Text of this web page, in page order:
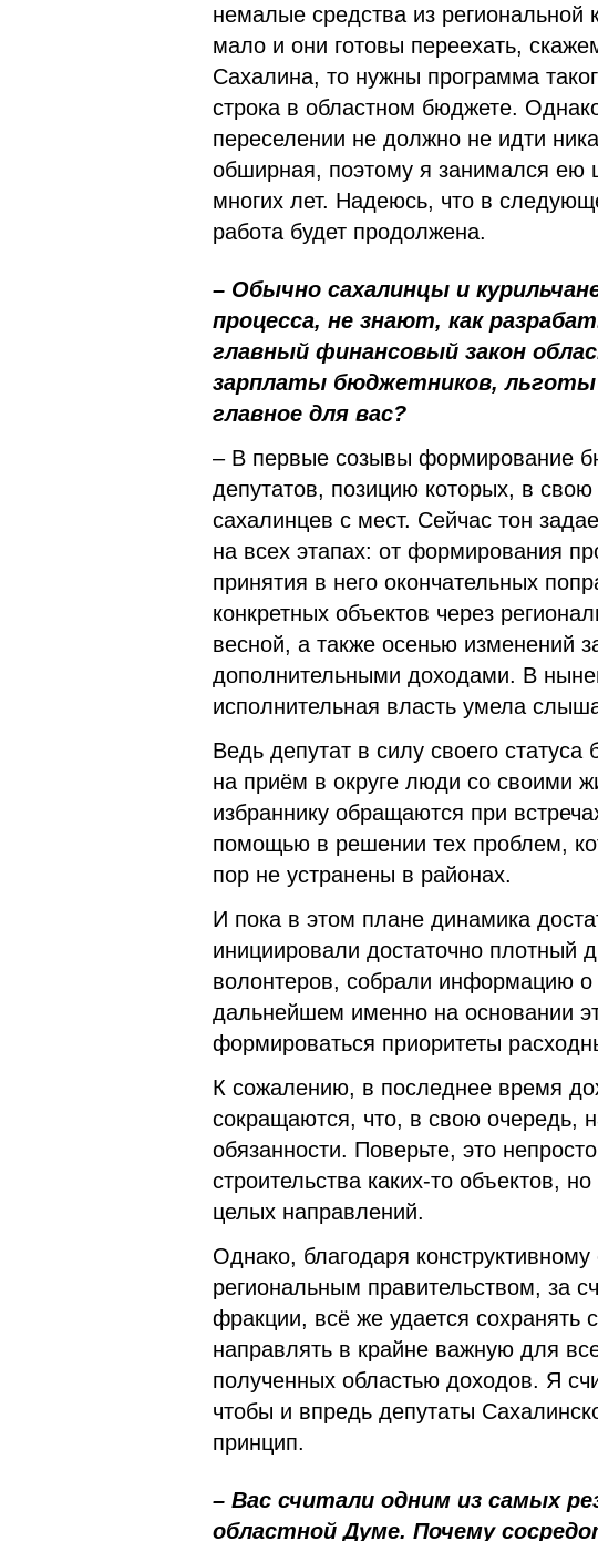
немалые средства из
мало и они готовы переехать,
Сахалина, то нужны программа
строка в областном бюджете.
переселении не должно не идти
обширная, поэтому я занимался ею
многих лет. Надеюсь, что в
работа будет продолжена.
– Обычно сахалинцы и
процесса, не знают, как
главный финансовый закон
зарплаты бюджетников, льготы
главное для вас?
– В первые созывы формирование
депутатов, позицию которых, в
сахалинцев с мест. Сейчас тон
на всех этапах: от формирования
принятия в него окончательных
конкретных объектов через
весной, а также осенью изменений
дополнительными доходами. В
исполнительная власть умела
Ведь депутат в силу своего
на приём в округе люди со своими
избраннику обращаются при
помощью в решении тех проблем,
пор не устранены в районах.
И пока в этом плане динамика
инициировали достаточно плотный
волонтеров, собрали информацию о
дальнейшем именно на основании
формироваться приоритеты
К сожалению, в последнее время
сокращаются, что, в свою очередь,
обязанности. Поверьте, это
строительства каких-то объектов,
целых направлений.
Однако, благодаря
региональным правительством, за
фракции, всё же удается
направлять в крайне важную для
полученных областью доходов. Я
чтобы и впредь депутаты
принцип.
– Вас считали одним из самых
областной Думе. Почему